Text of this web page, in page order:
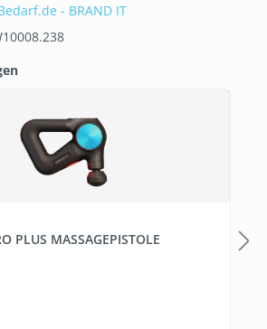
- BRAND IT
PLUS MASSAGEPISTOLE